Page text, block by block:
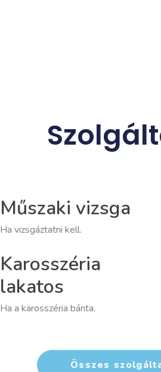
Műszaki vizsga
Ha vizsgáztatni kell.
Karosszéria
lakatos
Ha a karosszéria bánta.
Összes